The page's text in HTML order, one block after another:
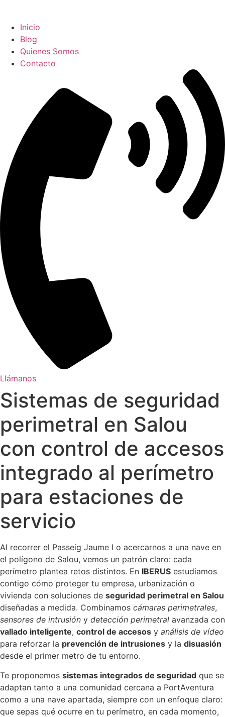
Inicio
Blog
Quienes Somos
Contacto
Llámanos
Sistemas de seguridad
perimetral en Salou
con control de accesos
integrado al perímetro
para estaciones de
servicio
Al recorrer el Passeig Jaume I o acercarnos a una nave en
el polígono de Salou, vemos un patrón claro: cada
perímetro plantea retos distintos. En IBERUS estudiamos
contigo cómo proteger tu empresa, urbanización o
vivienda con soluciones de seguridad perimetral en Salou
diseñadas a medida. Combinamos cámaras perimetrales,
sensores de intrusión y detección perimetral avanzada con
vallado inteligente, control de accesos y análisis de vídeo
para reforzar la prevención de intrusiones y la disuasión
desde el primer metro de tu entorno.
Te proponemos sistemas integrados de seguridad que se
adaptan tanto a una comunidad cercana a PortAventura
como a una nave apartada, siempre con un enfoque claro:
que sepas qué ocurre en tu perímetro, en cada momento,